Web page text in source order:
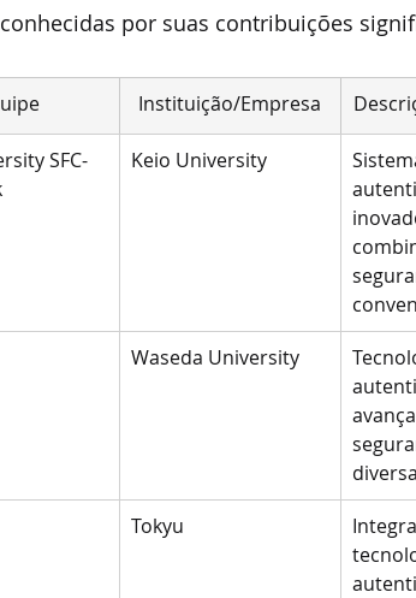
por suas contribuições
Instituição/Empresa
SFC-
Keio University
Waseda University
Tokyu